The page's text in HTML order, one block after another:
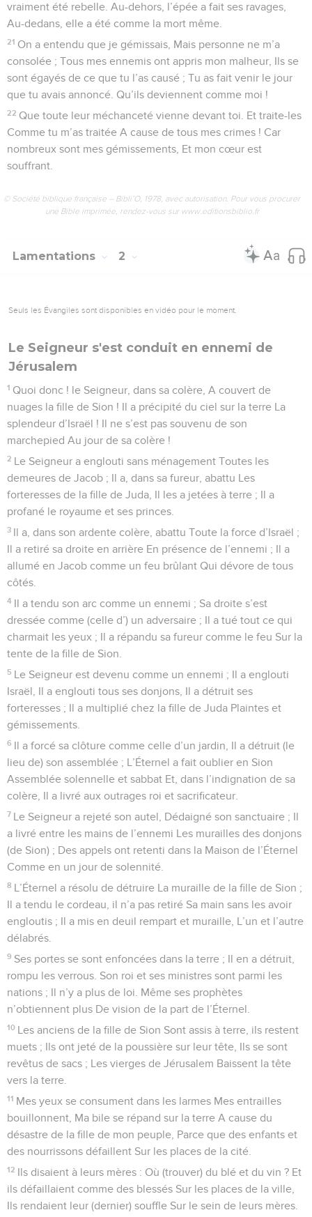
vraiment été rebelle. Au-dehors, l’épée a fait ses ravages,
Au-dedans, elle a été comme la mort même.
21 On a entendu que je gémissais, Mais personne ne m’a
consolée ; Tous mes ennemis ont appris mon malheur, Ils se
sont égayés de ce que tu l’as causé ; Tu as fait venir le jour
que tu avais annoncé. Qu’ils deviennent comme moi !
22 Que toute leur méchanceté vienne devant toi. Et traite-les
Comme tu m’as traitée A cause de tous mes crimes ! Car
nombreux sont mes gémissements, Et mon cœur est
souffrant.
© Société biblique française – Bibli’O, 1978, avec autorisation. Pour vous procurer
une Bible imprimée, rendez-vous sur www.editionsbiblio.fr
Lamentations 2
Seuls les Évangiles sont disponibles en vidéo pour le moment.
Le Seigneur s'est conduit en ennemi de
Jérusalem
1 Quoi donc ! le Seigneur, dans sa colère, A couvert de
nuages la fille de Sion ! Il a précipité du ciel sur la terre La
splendeur d’Israël ! Il ne s’est pas souvenu de son
marchepied Au jour de sa colère !
2 Le Seigneur a englouti sans ménagement Toutes les
demeures de Jacob ; Il a, dans sa fureur, abattu Les
forteresses de la fille de Juda, Il les a jetées à terre ; Il a
profané le royaume et ses princes.
3 Il a, dans son ardente colère, abattu Toute la force d’Israël ;
Il a retiré sa droite en arrière En présence de l’ennemi ; Il a
allumé en Jacob comme un feu brûlant Qui dévore de tous
côtés.
4 Il a tendu son arc comme un ennemi ; Sa droite s’est
dressée comme (celle d’) un adversaire ; Il a tué tout ce qui
charmait les yeux ; Il a répandu sa fureur comme le feu Sur la
tente de la fille de Sion.
5 Le Seigneur est devenu comme un ennemi ; Il a englouti
Israël, Il a englouti tous ses donjons, Il a détruit ses
forteresses ; Il a multiplié chez la fille de Juda Plaintes et
gémissements.
6 Il a forcé sa clôture comme celle d’un jardin, Il a détruit (le
lieu de) son assemblée ; L’Éternel a fait oublier en Sion
Assemblée solennelle et sabbat Et, dans l’indignation de sa
colère, Il a livré aux outrages roi et sacrificateur.
7 Le Seigneur a rejeté son autel, Dédaigné son sanctuaire ; Il
a livré entre les mains de l’ennemi Les murailles des donjons
(de Sion) ; Des appels ont retenti dans la Maison de l’Éternel
Comme en un jour de solennité.
8 L’Éternel a résolu de détruire La muraille de la fille de Sion ;
Il a tendu le cordeau, il n’a pas retiré Sa main sans les avoir
engloutis ; Il a mis en deuil rempart et muraille, L’un et l’autre
délabrés.
9 Ses portes se sont enfoncées dans la terre ; Il en a détruit,
rompu les verrous. Son roi et ses ministres sont parmi les
nations ; Il n’y a plus de loi. Même ses prophètes
n’obtiennent plus De vision de la part de l’Éternel.
10 Les anciens de la fille de Sion Sont assis à terre, ils restent
muets ; Ils ont jeté de la poussière sur leur tête, Ils se sont
revêtus de sacs ; Les vierges de Jérusalem Baissent la tête
vers la terre.
11 Mes yeux se consument dans les larmes Mes entrailles
bouillonnent, Ma bile se répand sur la terre A cause du
désastre de la fille de mon peuple, Parce que des enfants et
des nourrissons défaillent Sur les places de la cité.
12 Ils disaient à leurs mères : Où (trouver) du blé et du vin ? Et
ils défaillaient comme des blessés Sur les places de la ville,
Ils rendaient leur (dernier) souffle Sur le sein de leurs mères.